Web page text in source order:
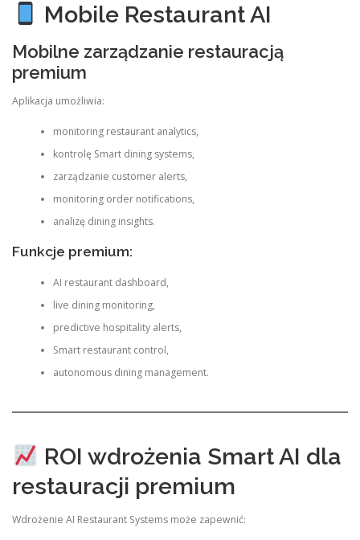
Mobile Restaurant AI
Mobilne zarządzanie restauracją
premium
Aplikacja umożliwia:
monitoring restaurant analytics,
kontrolę Smart dining systems,
zarządzanie customer alerts,
monitoring order notifications,
analizę dining insights.
Funkcje premium:
AI restaurant dashboard,
live dining monitoring,
predictive hospitality alerts,
Smart restaurant control,
autonomous dining management.
ROI wdrożenia Smart AI dla
restauracji premium
Wdrożenie AI Restaurant Systems może zapewnić: